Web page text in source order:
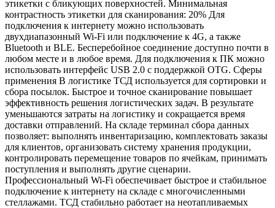
этикетки с бликующих поверхностей. Минимальная
контрастность этикетки для сканирования: 20% Для
подключения к интернету можно использовать
двухдиапазонный Wi-Fi или подключение к 4G, а также
Bluetooth и BLE. Бесперебойное соединение доступно почти в
любом месте и в любое время. Для подключения к ПК можно
использовать интерфейс USB 2.0 с поддержкой OTG. Сферы
применения В логистике ТСД используется для сортировки и
сбора посылок. Быстрое и точное сканирование повышает
эффективность решения логистических задач. В результате
уменьшаются затраты на логистику и сокращается время
доставки отправлений. На складе терминал сбора данных
позволяет: выполнять инвентаризацию, комплектовать заказы
для клиентов, организовать систему хранения продукции,
контролировать перемещение товаров по ячейкам, принимать
поступления и выполнять другие сценарии.
Профессиональный Wi-Fi обеспечивает быстрое и стабильное
подключение к интернету на складе с многочисленными
стеллажами. ТСД стабильно работает на неотапливаемых